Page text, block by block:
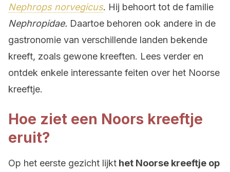
Nephrops norvegicus. Hij behoort tot de familie
Nephropidae. Daartoe behoren ook andere in de
gastronomie van verschillende landen bekende
kreeft, zoals gewone kreeften. Lees verder en
ontdek enkele interessante feiten over het Noorse
kreeftje.
Hoe ziet een Noors kreeftje
eruit?
Op het eerste gezicht lijkt het Noorse kreeftje op